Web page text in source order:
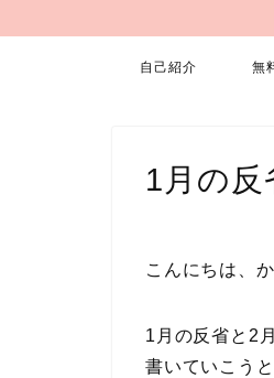
自己紹介 無
1月の反
こんにちは、か
1月の反省と2
書いていこう